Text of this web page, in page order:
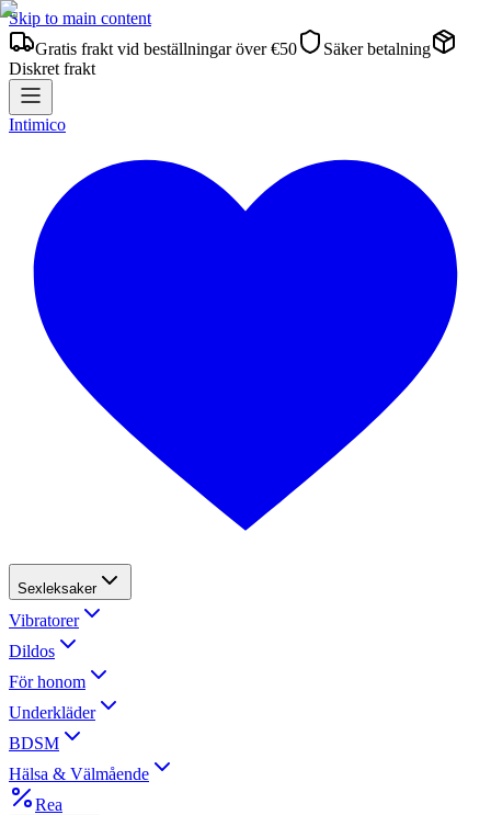
Skip to main content
Gratis frakt vid beställningar över €50
Säker betalning
Diskret frakt
Intimico
Sexleksaker
Vibratorer
Dildos
För honom
Underkläder
BDSM
Hälsa & Välmående
Rea